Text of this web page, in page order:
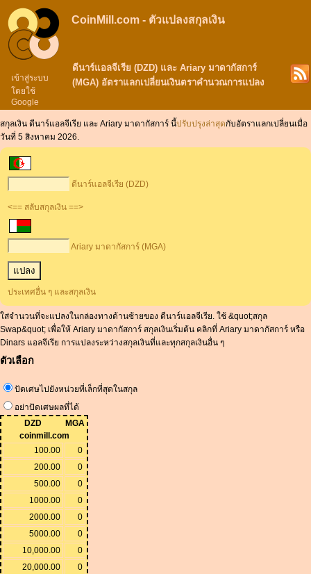
เข้าสู่ระบบ
โดยใช้
Google
CoinMill.com - ตัวแปลงสกุลเงิน
ดีนาร์แอลจีเรีย (DZD) และ Ariary มาดากัสการ์
(MGA) อัตราแลกเปลี่ยนเงินตราคำนวณการแปลง
สกุลเงิน ดีนาร์แอลจีเรีย และ Ariary มาดากัสการ์ นี้ปรับปรุงล่าสุดกับอัตราแลกเปลี่ยนเมื่อ
วันที่ 5 สิงหาคม 2026.
ดีนาร์แอลจีเรีย (DZD)
<== สลับสกุลเงิน ==>
Ariary มาดากัสการ์ (MGA)
ประเทศอื่น ๆ และสกุลเงิน
ใส่จำนวนที่จะแปลงในกล่องทางด้านซ้ายของ ดีนาร์แอลจีเรีย. ใช้ &quot;สกุล
Swap&quot; เพื่อให้ Ariary มาดากัสการ์ สกุลเงินเริ่มต้น คลิกที่ Ariary มาดากัสการ์ หรือ
Dinars แอลจีเรีย การแปลงระหว่างสกุลเงินที่และทุกสกุลเงินอื่น ๆ
ตัวเลือก
ปัดเศษไปยังหน่วยที่เล็กที่สุดในสกุล
อย่าปัดเศษผลที่ได้
DZD
MGA
coinmill.com
100.00
0
200.00
0
500.00
0
1000.00
0
2000.00
0
5000.00
0
10,000.00
0
20,000.00
0